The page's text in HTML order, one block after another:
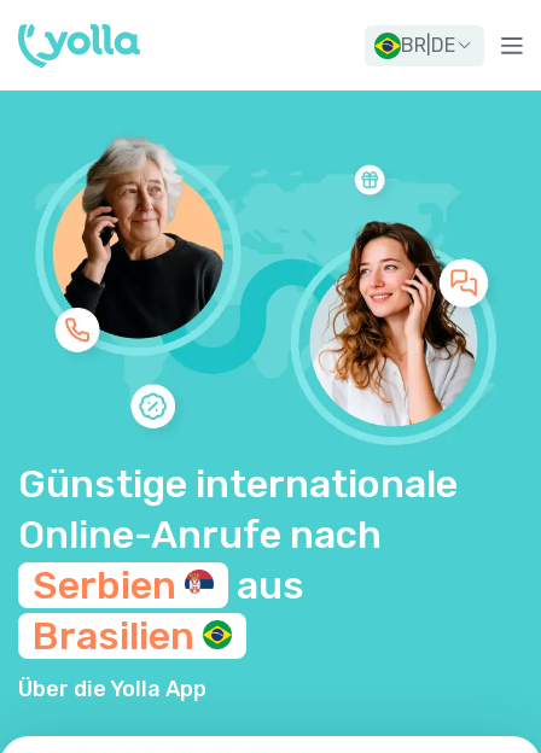
BR DE
Günstige internationale
Online-Anrufe nach
Serbien
aus
Brasilien
Über die Yolla App